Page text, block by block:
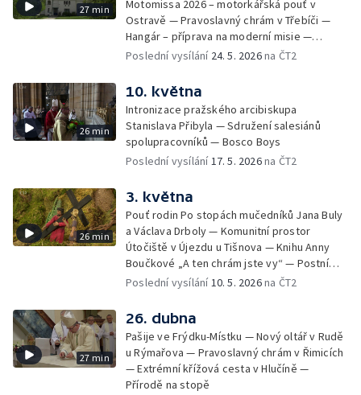
27 min
Motomissa 2026 – motorkářská pouť v
Ostravě — Pravoslavný chrám v Třebíči —
Hangár – příprava na moderní misie —
Opavská Kavárna pro radost
Poslední vysílání 24. 5. 2026na ČT2
26 min
10. května
Intronizace pražského arcibiskupa
Stanislava Přibyla — Sdružení salesiánů
spolupracovníků — Bosco Boys
Poslední vysílání 17. 5. 2026na ČT2
26 min
3. května
Pouť rodin Po stopách mučedníků Jana Buly
a Václava Drboly — Komunitní prostor
Útočiště v Újezdu u Tišnova — Knihu Anny
Boučkové „A ten chrám jste vy“ — Postní
betlém v kostele sv. Jakuba Většího v
Poslední vysílání 10. 5. 2026na ČT2
27 min
26. dubna
Pašije ve Frýdku-Místku — Nový oltář v Rudě
u Rýmařova — Pravoslavný chrám v Řimicích
— Extrémní křížová cesta v Hlučíně —
Přírodě na stopě